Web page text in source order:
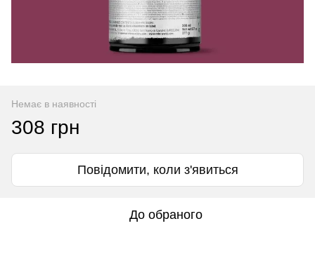
Немає в наявності
308 грн
Повідомити, коли з'явиться
До обраного